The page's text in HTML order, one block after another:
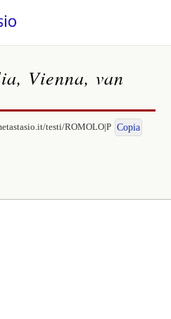
Vienna, van
testi/ROMOLO|P Copia